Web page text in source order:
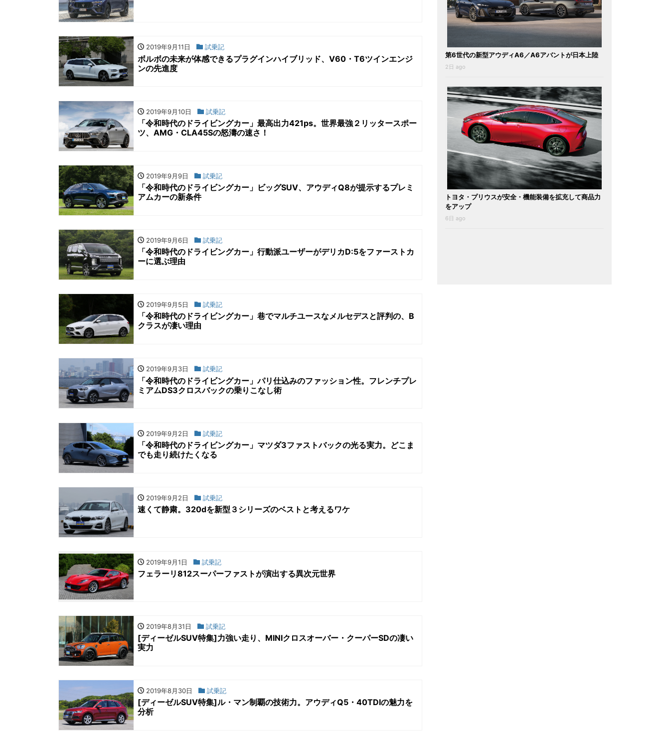
2019年9月11日 試乗記
ボルボの未来が体感できるプラグインハイブリッド、V60・T6ツインエンジ
ンの先進度
2019年9月10日 試乗記
「令和時代のドライビングカー」最高出力421ps。世界最強２リッタースポー
ツ、AMG・CLA45Sの怒濤の速さ！
2019年9月9日 試乗記
「令和時代のドライビングカー」ビッグSUV、アウディQ8が提示するプレミ
アムカーの新条件
2019年9月6日 試乗記
「令和時代のドライビングカー」行動派ユーザーがデリカD:5をファーストカ
ーに選ぶ理由
2019年9月5日 試乗記
「令和時代のドライビングカー」巷でマルチユースなメルセデスと評判の、B
クラスが凄い理由
2019年9月3日 試乗記
「令和時代のドライビングカー」パリ仕込みのファッション性。フレンチプレ
ミアムDS3クロスバックの乗りこなし術
2019年9月2日 試乗記
「令和時代のドライビングカー」マツダ3ファストバックの光る実力。どこま
でも走り続けたくなる
2019年9月2日 試乗記
速くて静粛。320dを新型３シリーズのベストと考えるワケ
2019年9月1日 試乗記
フェラーリ812スーパーファストが演出する異次元世界
2019年8月31日 試乗記
[ディーゼルSUV特集]力強い走り、MINIクロスオーバー・クーパーSDの凄い
実力
2019年8月30日 試乗記
[ディーゼルSUV特集]ル・マン制覇の技術力。アウディQ5・40TDIの魅力を
分析
第6世代の新型アウディA6／A6アバントが日本上陸
2日 ago
トヨタ・プリウスが安全・機能装備を拡充して商品力
をアップ
6日 ago